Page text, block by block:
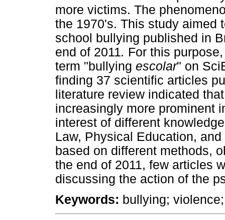
more victims. The
the 1970's. This study aimed
school bullying published in
end of 2011. For this
term "bullying escolar" on
finding 37 scientific articles
literature review indicated
increasingly more prominent
interest of different
Law, Physical Education,
based on different methods,
the end of 2011, few articles
discussing the action of the
Keywords: bullying;